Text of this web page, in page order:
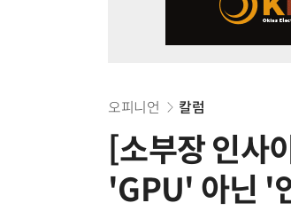
오피니언 칼럼
[소부장 인사
'GPU' 아닌 '